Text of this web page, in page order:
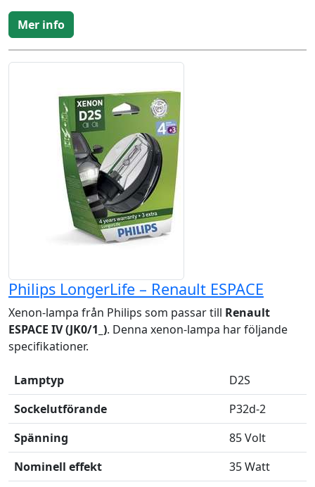
Mer info
Philips LongerLife – Renault ESPACE
Xenon-lampa från Philips som passar till Renault
ESPACE IV (JK0/1_). Denna xenon-lampa har följande
specifikationer.
Lamptyp
D2S
Sockelutförande
P32d-2
Spänning
85 Volt
Nominell effekt
35 Watt